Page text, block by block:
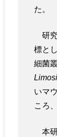
た。
研究
標と
細菌
いマ
ころ
本研